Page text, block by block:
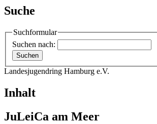
Suche
Suchformular
Suchen nach:
Landesjugendring Hamburg e.V.
Inhalt
JuLeiCa am Meer